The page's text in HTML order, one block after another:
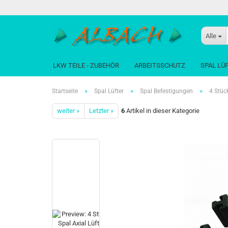
Alle
LKW TEILE - ZUBEHÖR ARBEITSSCHUTZ SPAL
Startseite » Spal Lüfter » Spal Befestigungen » 4
weiter » Letzter » 6 Artikel in dieser Kategorie